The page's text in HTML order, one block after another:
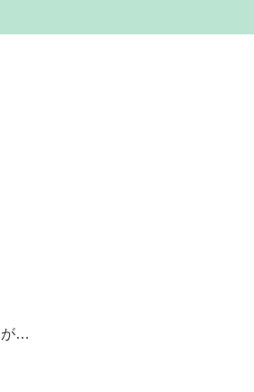
が…